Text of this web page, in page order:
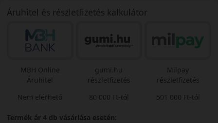
Áruhitel és részletfizetés kalkulátor
MBH Online
Áruhitel
Nem elérhető
gumi.hu
részletfizetés
80 000 Ft-tól
Milpay
részletfizetés
501 000 Ft-tól
Termék ár 4 db vásárlása esetén: